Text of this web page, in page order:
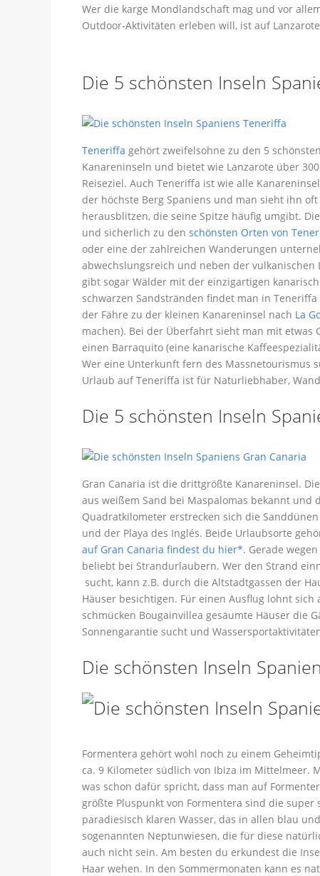
Wer die karge Mondlandschaft mag und vor
Outdoor-Aktivitäten erleben will, ist auf
Die 5 schönsten Inseln
Teneriffa gehört zweifelsohne zu den 5
Kanareninseln und bietet wie Lanzarote über
Reiseziel. Auch Teneriffa ist wie alle
der höchste Berg Spaniens und man sieht ihn
herausblitzen, die seine Spitze häufig umgibt.
und sicherlich zu denschönsten Orten von
oder eine der zahlreichen Wanderungen
abwechslungsreich und neben der
gibt sogar Wälder mit der einzigartigen
schwarzen Sandstränden findet man in
der Fähre zu der kleinen Kanareninsel nach La
machen). Bei der Überfahrt sieht man mit etwas
einen Barraquito (eine kanarische
Wer eine Unterkunft fern des Massnetourismus
Urlaub auf Teneriffa ist für Naturliebhaber,
Die 5 schönsten Inseln
Gran Canaria ist die drittgrößte Kanareninsel.
aus weißem Sand bei Maspalomas bekannt und
Quadratkilometer erstrecken sich die
und der Playa des Inglés. Beide Urlaubsorte
auf Gran Canaria findest du hier*. Gerade
beliebt bei Strandurlaubern. Wer den Strand
sucht, kann z.B. durch die Altstadtgassen der
Häuser besichtigen. Für einen Ausflug lohnt
schmücken Bougainvillea gesäumte Häuser die
Sonnengarantie sucht und
Die schönsten Inseln
Formentera gehört wohl noch zu einem
ca. 9 Kilometer südlich von Ibiza im Mittelmeer.
was schon dafür spricht, dass man auf
größte Pluspunkt von Formentera sind die
paradiesisch klaren Wasser, das in allen blau
sogenannten Neptunwiesen, die für diese
auch nicht sein. Am besten du erkundest die
Haar wehen. In den Sommermonaten kann es